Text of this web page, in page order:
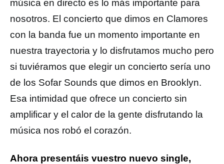
música en directo es lo más importante para
nosotros. El concierto que dimos en Clamores
con la banda fue un momento importante en
nuestra trayectoria y lo disfrutamos mucho pero
si tuviéramos que elegir un concierto sería uno
de los Sofar Sounds que dimos en Brooklyn.
Esa intimidad que ofrece un concierto sin
amplificar y el calor de la gente disfrutando la
música nos robó el corazón.
Ahora presentáis vuestro nuevo single,